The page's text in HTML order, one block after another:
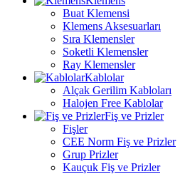
Buat Klemensi
Klemens Aksesuarları
Sıra Klemensler
Soketli Klemensler
Ray Klemensler
Kablolar
Alçak Gerilim Kabloları
Halojen Free Kablolar
Fiş ve Prizler
Fişler
CEE Norm Fiş ve Prizler
Grup Prizler
Kauçuk Fiş ve Prizler